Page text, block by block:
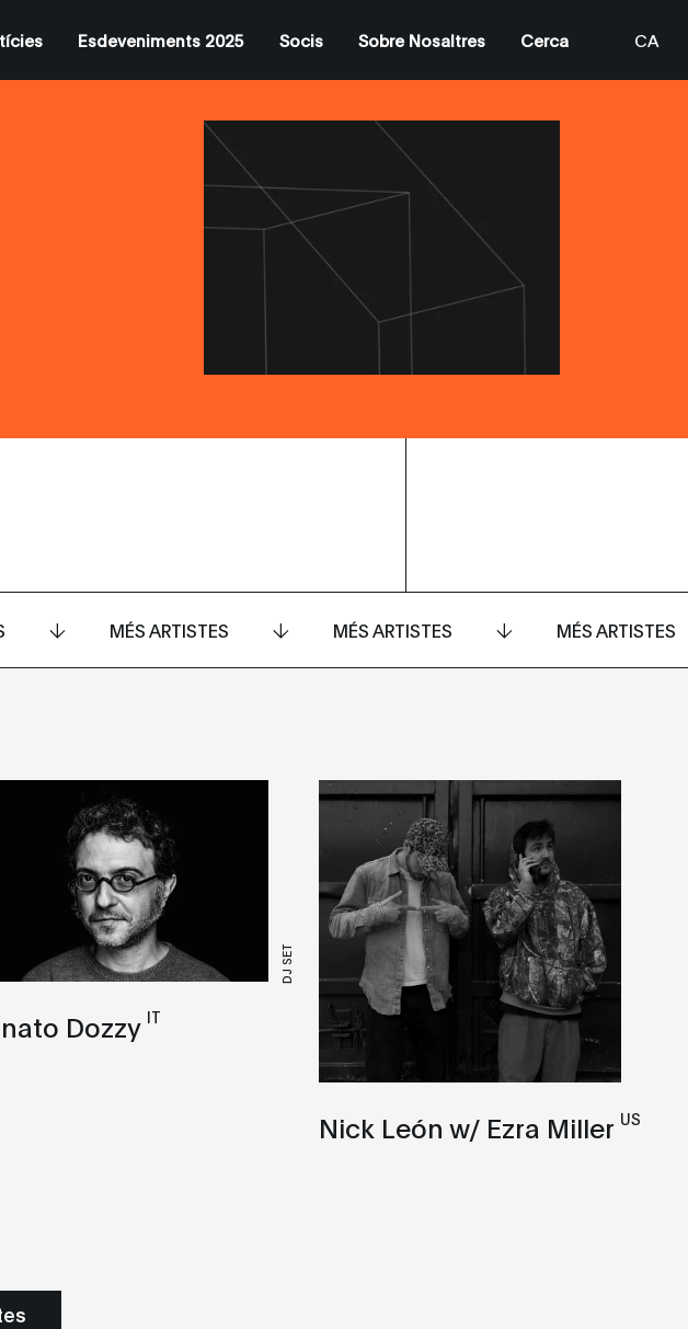
Esdeveniments 2025 Socis Sobre Nosaltres Cerca
CA
ES
MÉS ARTISTES MÉS ARTISTES MÉS ARTISTES
DJ SET
Dozzy IT
Nick León w/ Ezra Miller US